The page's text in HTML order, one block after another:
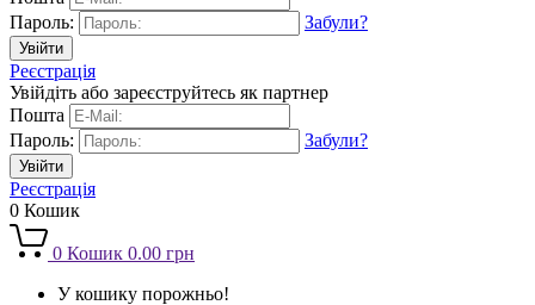
Пароль:
Забули?
Реєстрація
Увійдіть або зареєструйтесь як партнер
Пошта
Пароль:
Забули?
Реєстрація
0 Кошик
0 Кошик 0.00 грн
У кошику порожньо!